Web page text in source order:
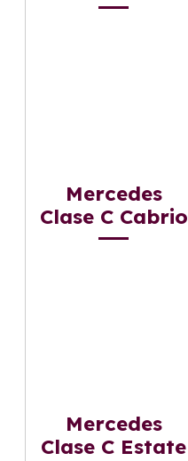
Mercedes
Clase C Cabrio
Mercedes
Clase C Estate